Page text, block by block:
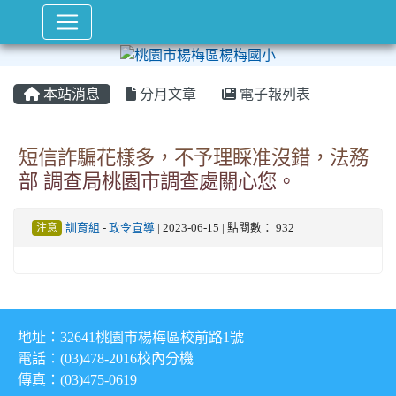
本站消息 分月文章 電子報列表
短信詐騙花樣多，不予理睬准沒錯，法務
部 調查局桃園市調查處關心您。
注意 訓育組 - 政令宣導| 2023-06-15 | 點閱數： 932
地址：32641桃園市楊梅區校前路1號
電話：(03)478-2016校內分機
傳真：(03)475-0619